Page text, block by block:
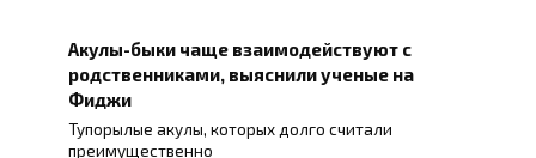
Акулы-быки чаще взаимодействуют с
родственниками, выяснили ученые на
Фиджи
Тупорылые акулы, которых долго считали
преимущественно